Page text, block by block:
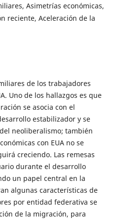
Asimetrías económicas,
reciente, Aceleración de la
de los trabajadores
Uno de los hallazgos es que
se asocia con el
estabilizador y se
neoliberalismo; también
con EUA no se
creciendo. Las remesas
durante el desarrollo
un papel central en la
algunas características de
por entidad federativa se
de la migración, para